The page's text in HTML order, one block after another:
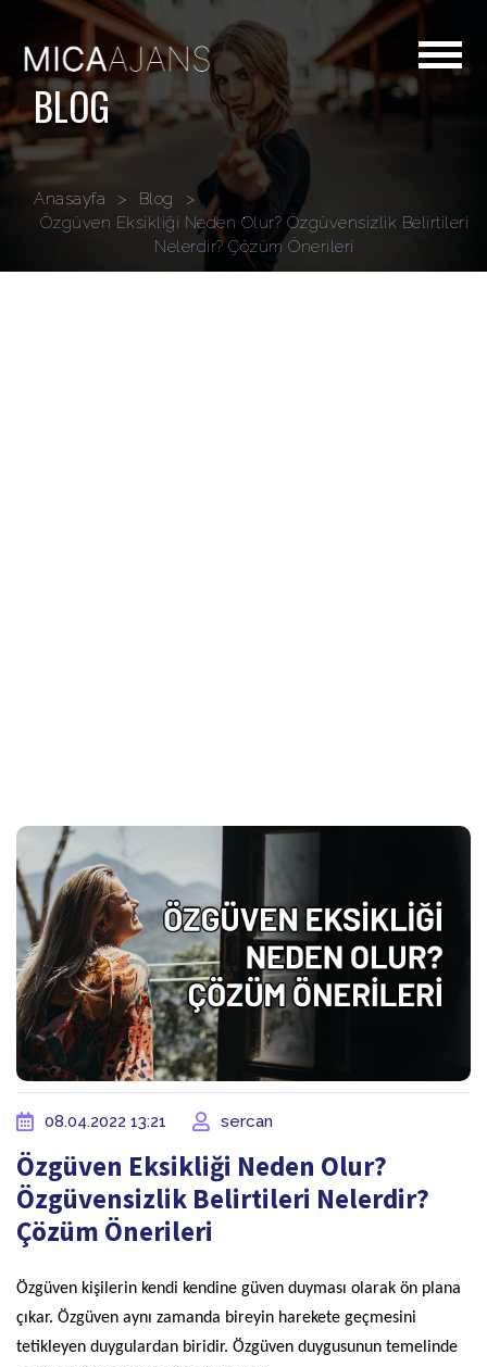
BLOG
Anasayfa > Blog
>
Özgüven Eksikliği Neden Olur? Özgüvensizlik Belirtileri
Nelerdir? Çözüm Önerileri
08.04.2022 13:21 sercan
Özgüven Eksikliği Neden Olur?
Özgüvensizlik Belirtileri Nelerdir?
Çözüm Önerileri
Özgüven kişilerin kendi kendine güven duyması olarak ön plana
çıkar. Özgüven aynı zamanda bireyin harekete geçmesini
tetikleyen duygulardan biridir. Özgüven duygusunun temelinde